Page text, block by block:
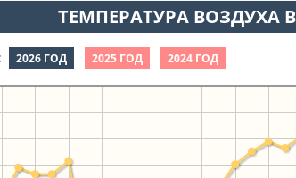
ТЕМПЕРАТУРА ВОЗДУХА В
2026 ГОД 2025 ГОД 2024 ГОД